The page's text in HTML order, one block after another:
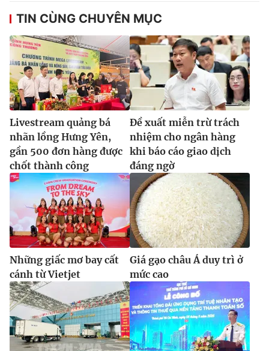
TIN CÙNG CHUYÊN MỤC
Livestream quảng bá
nhãn lồng Hưng Yên,
gần 500 đơn hàng được
chốt thành công
Đề xuất miễn trừ trách
nhiệm cho ngân hàng
khi báo cáo giao dịch
đáng ngờ
Những giấc mơ bay cất
cánh từ Vietjet
Giá gạo châu Á duy trì ở
mức cao